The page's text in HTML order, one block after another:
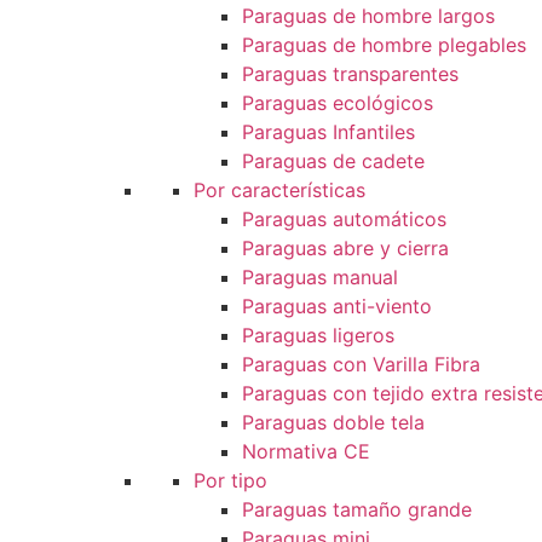
Paraguas de hombre largos
Paraguas de hombre plegables
Paraguas transparentes
Paraguas ecológicos
Paraguas Infantiles
Paraguas de cadete
Por características
Paraguas automáticos
Paraguas abre y cierra
Paraguas manual
Paraguas anti-viento
Paraguas ligeros
Paraguas con Varilla Fibra
Paraguas con tejido extra
Paraguas doble tela
Normativa CE
Por tipo
Paraguas tamaño grande